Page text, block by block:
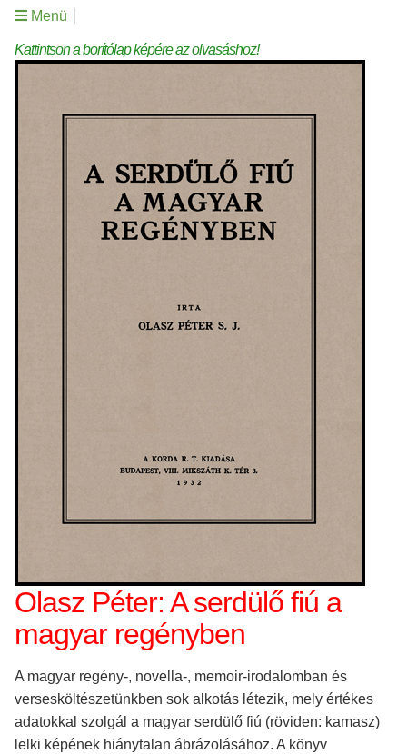
Menü
Kattintson a borítólap képére az olvasáshoz!
Olasz Péter: A serdülő fiú a
magyar regényben
A magyar regény-, novella-, memoir-irodalomban és
versesköltészetünkben sok alkotás létezik, mely értékes
adatokkal szolgál a magyar serdülő fiú (röviden: kamasz)
lelki képének hiánytalan ábrázolásához. A könyv